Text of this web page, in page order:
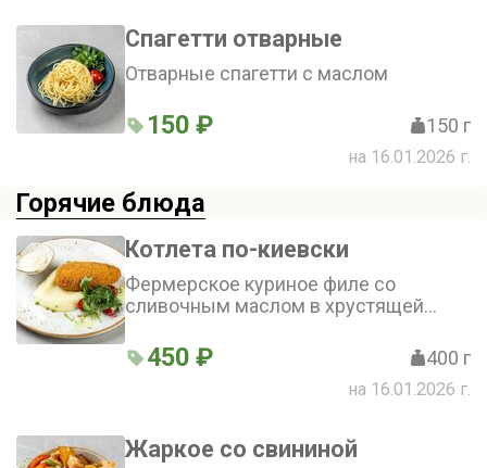
Спагетти отварные
Отварные спагетти с маслом
150 ₽ 150 г
на 16.01.2026 г.
Горячие блюда
Котлета по-киевски
Фермерское куриное филе со
сливочным маслом в хрустящей
подается со сливочным пюре и
горчичным соусом.
450 ₽ 400 г
на 16.01.2026 г.
Жаркое со свининой